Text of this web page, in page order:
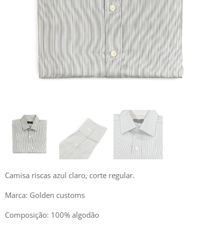
Camisa riscas azul claro, corte regular.
Marca: Golden customs
Composição: 100% algodão